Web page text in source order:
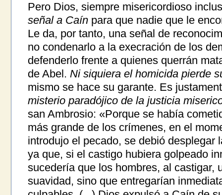
Pero Dios, siempre misericordioso
señal a Caínpara que nadie que le
Le da, por tanto, una señal de
no condenarlo a la execración de los
defenderlo frente a quienes querrán
de Abel. Ni siquiera el homicida pierde
mismo se hace su garante. Es
misterio paradójico de la justicia
san Ambrosio: «Porque se había
más grande de los crímenes, en el
introdujo el pecado, se debió desplegar
ya que, si el castigo hubiera golpeado
sucedería que los hombres, al castigar,
suavidad, sino que entregarían